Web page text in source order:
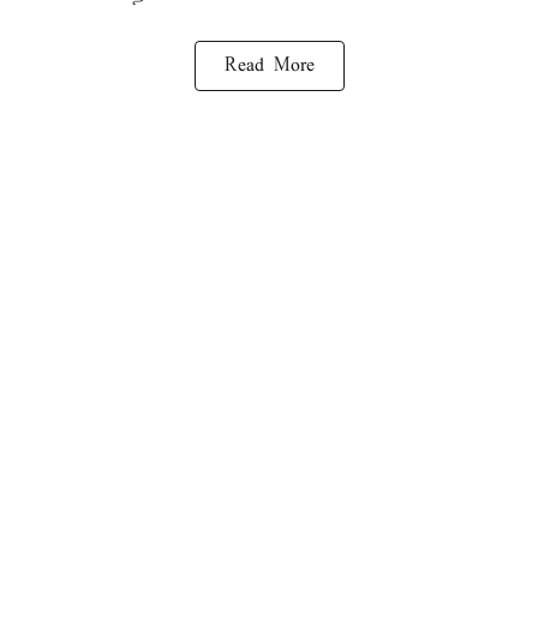
Read More